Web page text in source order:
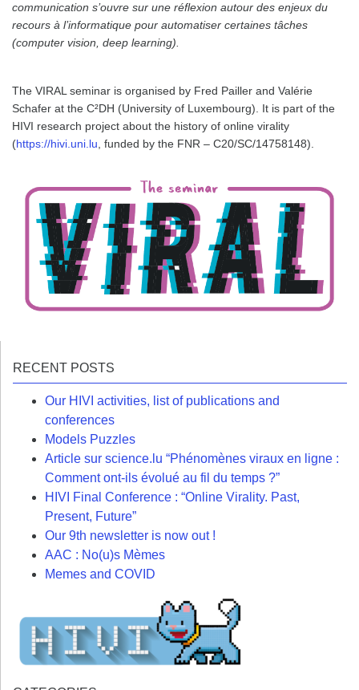
communication s’ouvre sur une réflexion autour des enjeux du
recours à l’informatique pour automatiser certaines tâches
(computer vision, deep learning).
The VIRAL seminar is organised by Fred Pailler and Valérie
Schafer at the C²DH (University of Luxembourg). It is part of the
HIVI research project about the history of online virality
(https://hivi.uni.lu , funded by the FNR – C20/SC/14758148).
RECENT POSTS
Our HIVI activities, list of publications and
conferences
Models Puzzles
Article sur science.lu “Phénomènes viraux en ligne :
Comment ont-ils évolué au fil du temps ?”
HIVI Final Conference : “Online Virality. Past,
Present, Future”
Our 9th newsletter is now out !
AAC : No(u)s Mèmes
Memes and COVID